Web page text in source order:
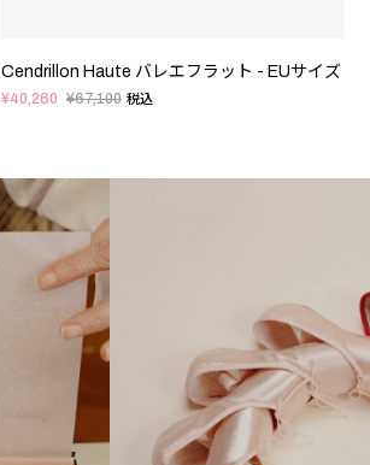
Cendrillon Haute バレエフラット - EUサイズ
¥40,260 ¥67,100 税込